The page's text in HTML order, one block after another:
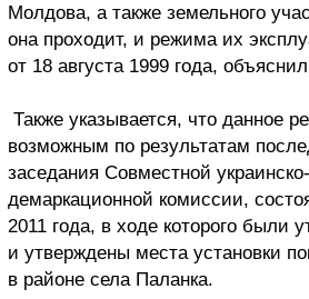
Молдова, а также земельного
она проходит, и режима их
от 18 августа 1999 года,
Также указывается, что данное
возможным по результатам
заседания Совместной
демаркационной комиссии,
2011 года, в ходе которого были
и утверждены места установки
в районе села Паланка.